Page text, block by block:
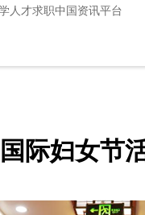
人才求职中国资讯平台
际妇女节